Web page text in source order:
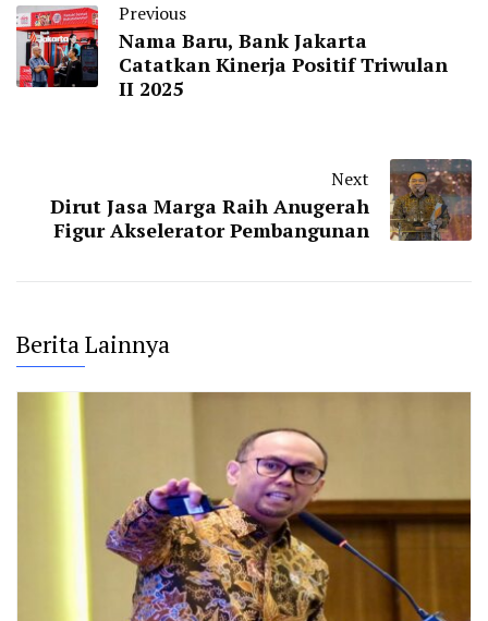
Previous
Nama Baru, Bank Jakarta
Catatkan Kinerja Positif Triwulan
II 2025
Next
Dirut Jasa Marga Raih Anugerah
Figur Akselerator Pembangunan
Berita Lainnya